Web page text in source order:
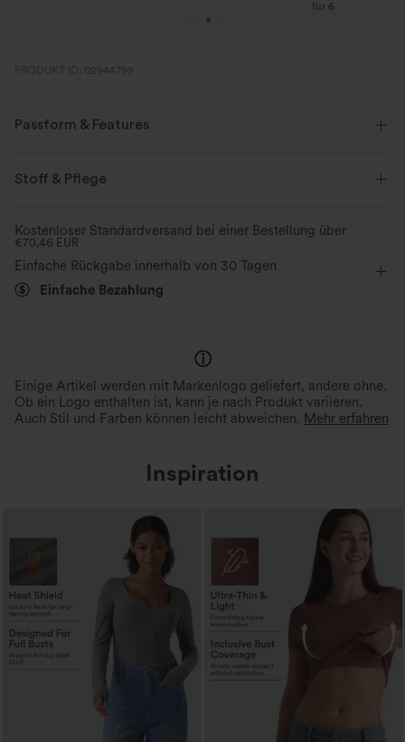
für 6
PRODUKT ID: 02944799
Passform & Features
Stoff & Pflege
Kostenloser Standardversand bei einer Bestellung über
€70,46 EUR
Einfache Rückgabe innerhalb von 30 Tagen
Einfache Bezahlung
Einige Artikel werden mit Markenlogo geliefert, andere ohne.
Ob ein Logo enthalten ist, kann je nach Produkt variieren.
Auch Stil und Farben können leicht abweichen. Mehr erfahren
Inspiration